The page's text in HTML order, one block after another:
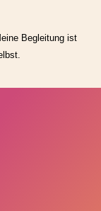
Begleitung ist